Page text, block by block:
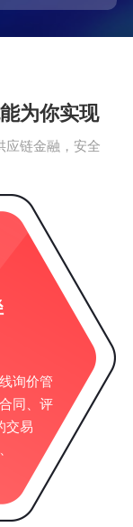
为你实现
应链金融，安全
询价管
同、评
交易